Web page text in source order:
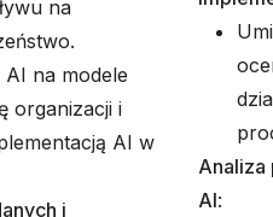
na
AI na modele
organizacji i
AI w
i
Analiza
AI: